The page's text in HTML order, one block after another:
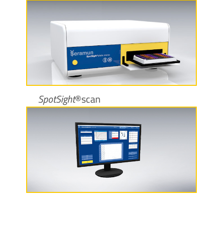
Plus d’informations
SpotSight®scan
Plus d’informations